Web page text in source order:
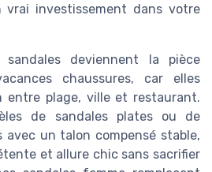
investissement dans votre
deviennent la pièce
chaussures, car elles
entre plage, ville et restaurant.
de sandales plates ou de
avec un talon compensé stable,
et allure chic sans sacrifier